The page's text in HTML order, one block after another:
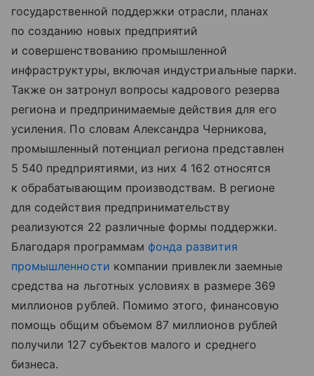
государственной поддержки отрасли, планах
по созданию новых предприятий
и совершенствованию промышленной
инфраструктуры, включая индустриальные парки.
Также он затронул вопросы кадрового резерва
региона и предпринимаемые действия для его
усиления. По словам Александра Черникова,
промышленный потенциал региона представлен
5 540 предприятиями, из них 4 162 относятся
к обрабатывающим производствам. В регионе
для содействия предпринимательству
реализуются 22 различные формы поддержки.
Благодаря программам фонда развития
промышленности компании привлекли заемные
средства на льготных условиях в размере 369
миллионов рублей. Помимо этого, финансовую
помощь общим объемом 87 миллионов рублей
получили 127 субъектов малого и среднего
бизнеса.